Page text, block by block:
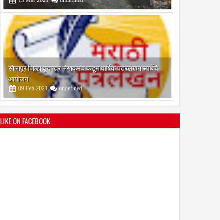
श्री मल्लिकार्जुन प्रशालेकडून उमाकांत गाढवे यांचा सत्कार
25 Mar 2021 undefined
LIKE ON FACEBOOK